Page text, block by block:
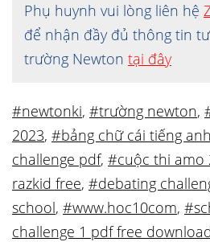
Phụ huynh vui lòng liên hệ
để nhận đầy đủ thông tin
trường Newton tại đây
#newtonki, #trường newton,
2023, #bảng chữ cái tiếng
challenge pdf, #cuộc thi amo
razkid free, #debating
school, #www.hoc10com,
challenge 1 pdf free